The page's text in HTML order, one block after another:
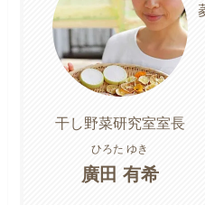
干し野菜研究室室長
ひろた ゆき
廣田 有希